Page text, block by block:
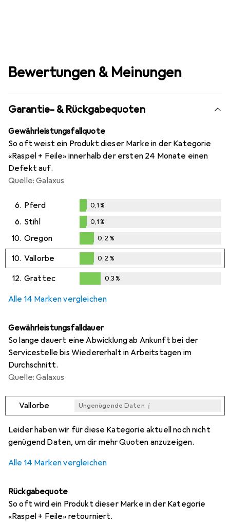
Bewertungen & Meinungen
Garantie- & Rückgabequoten
Gewährleistungsfallquote
So oft weist ein Produkt dieser Marke in der Kategorie
«Raspel + Feile» innerhalb der ersten 24 Monate einen
Defekt auf.
Quelle: Galaxus
6. Pferd
%
0,1%
6. Stihl
%
0,1%
10. Oregon
0,2%
0,2 %
10. Vallorbe
0,2%
0,2 %
12. Grattec 0,3%
Alle 14 Marken vergleichen
Gewährleistungsfalldauer
So lange dauert eine Abwicklung ab Ankunft bei der
Servicestelle bis Wiedererhalt in Arbeitstagen im
Durchschnitt.
Quelle: Galaxus
Vallorbe Ungenügende Daten i
i
i
i
i
Leider haben wir für diese Kategorie aktuell noch nicht
genügend Daten, um dir mehr Quoten anzuzeigen.
Alle 14 Marken vergleichen
Rückgabequote
So oft wird ein Produkt dieser Marke in der Kategorie
«Raspel + Feile» retourniert.